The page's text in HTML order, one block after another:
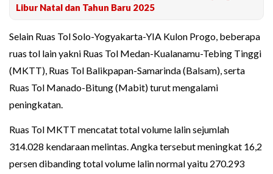
Libur Natal dan Tahun Baru 2025
Selain Ruas Tol Solo-Yogyakarta-YIA Kulon Progo, beberapa
ruas tol lain yakni Ruas Tol Medan-Kualanamu-Tebing Tinggi
(MKTT), Ruas Tol Balikpapan-Samarinda (Balsam), serta
Ruas Tol Manado-Bitung (Mabit) turut mengalami
peningkatan.
Ruas Tol MKTT mencatat total volume lalin sejumlah
314.028 kendaraan melintas. Angka tersebut meningkat 16,2
persen dibanding total volume lalin normal yaitu 270.293